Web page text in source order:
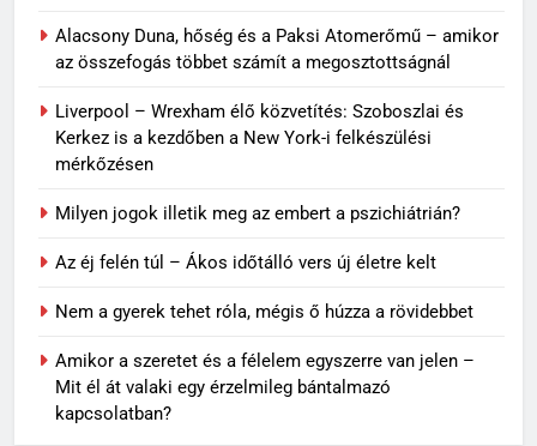
Alacsony Duna, hőség és a Paksi Atomerőmű – amikor
az összefogás többet számít a megosztottságnál
Liverpool – Wrexham élő közvetítés: Szoboszlai és
Kerkez is a kezdőben a New York-i felkészülési
mérkőzésen
Milyen jogok illetik meg az embert a pszichiátrián?
Az éj felén túl – Ákos időtálló vers új életre kelt
Nem a gyerek tehet róla, mégis ő húzza a rövidebbet
Amikor a szeretet és a félelem egyszerre van jelen –
Mit él át valaki egy érzelmileg bántalmazó
kapcsolatban?